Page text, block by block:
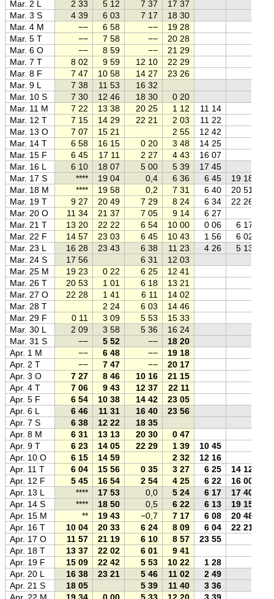
Mar. 2 L
2 33 5 12 7 37
17 37
Mar. 3 S
4 39 6 03 7 17
18 30
Mar. 4 M
−− 6 58 −−
19 28
Mar. 5 T
−− 7 58 −−
20 28
Mar. 6 O
−− 8 59 −−
21 29
Mar. 7 T
8 02 9 59 12 10
22 29
Mar. 8 F
7 47 10 58 14 27
23 26
Mar. 9 L
7 38 11 53
16 32
Mar. 10 S
7 30 12 46 18 30
0 20
Mar. 11 M
7 22 13 38 20 25 1 12
11 14
Mar. 12 T
7 15 14 29 22 21 2 03
11 22
Mar. 13 O
7 07 15 21 2 55
12 42
Mar. 14 T
6 58 16 15 0 20 3 48
14 25
Mar. 15 F
6 45 17 11 2 27 4 43
16 07
Mar. 16 L
6 10 18 07 5 00 5 39
17 45
Mar. 17 S
**** 19 04 0,4 6 36 6 45
19 18
Mar. 18 M
**** 19 58 0,2 7 31 6 40
20 51
Mar. 19 T
9 27 20 49 7 29 8 24 6 34
22 26
Mar. 20 O
11 34 21 37 7 05 9 14
6 27
Mar. 21 T
13 20 22 22 6 54 10 00 0 06
6 17
Mar. 22 F
14 57 23 03 6 45 10 43 1 56
6 02
Mar. 23 L
16 28 23 43 6 38 11 23 4 26
5 13
Mar. 24 S
17 56 6 31
12 03
Mar. 25 M
19 23 0 22 6 25
12 41
Mar. 26 T
20 53 1 01 6 18
13 21
Mar. 27 O
22 28 1 41 6 11
14 02
Mar. 28 T
2 24 6 03
14 46
Mar. 29 F
0 11 3 09 5 53
15 33
Mar. 30 L
2 09 3 58 5 36
16 24
Mar. 31 S
−− 5 52 −−
18 20
Apr. 1 M
−− 6 48 −−
19 18
Apr. 2 T
−− 7 47 −−
20 17
Apr. 3 O
7 27 8 46 10 16
21 15
Apr. 4 T
7 06 9 43 12 37
22 11
Apr. 5 F
6 54 10 38 14 42
23 05
Apr. 6 L
6 46 11 31 16 40
23 56
Apr. 7 S
6 38 12 22
18 35
Apr. 8 M
6 31 13 13 20 30
0 47
Apr. 9 T
6 23 14 05 22 29 1 39
10 45
Apr. 10 O
6 15 14 59 2 32
12 16
Apr. 11 T
6 04 15 56 0 35 3 27 6 25
14 12
Apr. 12 F
5 45 16 54 2 54 4 25 6 22
16 00
Apr. 13 L
**** 17 53 0,0 5 24 6 17
17 40
Apr. 14 S
**** 18 50 0,5 6 22 6 13
19 15
Apr. 15 M
** 19 43 −0,7 7 17 6 08
20 48
Apr. 16 T
10 04 20 33 6 24 8 09 6 04
22 21
Apr. 17 O
11 57 21 19 6 10 8 57
23 55
Apr. 18 T
13 37 22 02 6 01
9 41
Apr. 19 F
15 09 22 42 5 53 10 22
1 28
Apr. 20 L
16 38 23 21 5 46 11 02
2 49
Apr. 21 S
18 05 5 39 11 40
3 36
Apr. 22 M
19 34 0 00 5 33 12 20 3 39